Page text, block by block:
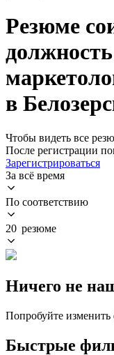
Резюме
в
Чтобы видеть все
После регистрации
Зарегистрироваться
За всё время
По соответствию
20 резюме
Ничего не
Попробуйте
Быстрые